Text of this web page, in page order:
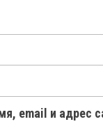
email и адрес